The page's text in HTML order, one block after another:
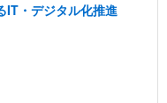
IT・デジタル化推進